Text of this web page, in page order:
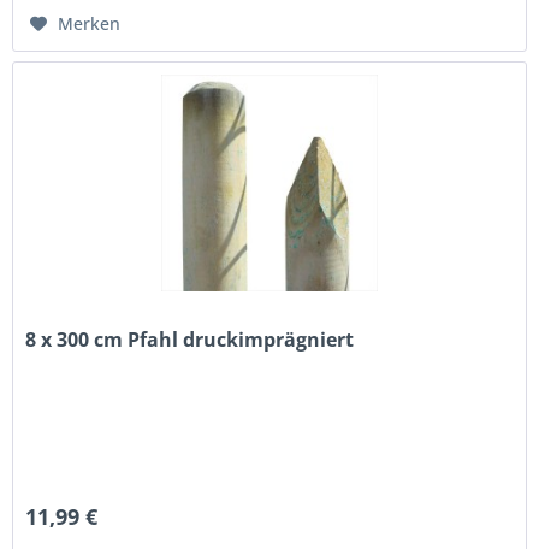
Merken
8 x 300 cm Pfahl druckimprägniert
11,99 €